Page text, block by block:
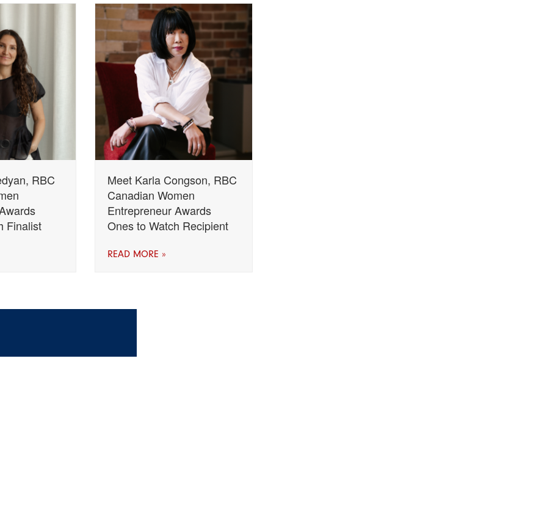
RBC
Finalist
Meet Karla Congson, RBC
Canadian Women
Entrepreneur Awards
Ones to Watch Recipient
READ MORE »
Events »
Build new connections with
leaders, partners, and talent at
our carefully curated events.
Inspiration »
Advice and guidance, straight
WOI+
Inspiration + Insights
Memberships
Associations for Women